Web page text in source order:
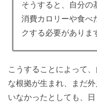
そうすると、自分の
消費カロリーや食べ
クする必要がありま
こうすることによって
な根拠が生まれ、まだ
いなかったとしても、